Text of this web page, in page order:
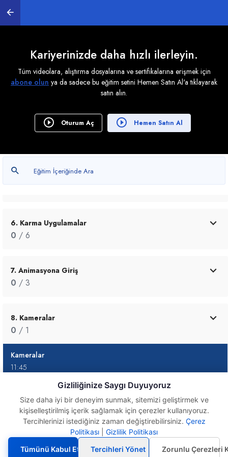
Kariyerinizde daha hızlı ilerleyin.
Tüm videolara, alıştırma dosyalarına ve sertifikalarına erişmek için
abone olun ya da sadece bu eğitim setini Hemen Satın Al'a tıklayarak
satın alın.
Oturum Aç Hemen Satın Al
3. Material Editör
4. Işıklar
5. Bina Modelleme
0/ 10
6. Karma Uygulamalar
0 / 6
7. Animasyona Giriş
0 / 3
8. Kameralar
0 / 1
Kameralar
11:45
9. Render
/ 1
10. Uygulamalar
Kameralar
Gizliliğinize Saygı Duyuyoruz
Size daha iyi bir deneyim sunmak, sitemizi geliştirmek ve
kişiselleştirilmiş içerik sağlamak için çerezler kullanıyoruz.
Tercihlerinizi istediğiniz zaman değiştirebilirsiniz. Çerez
Politikası
Gizlilik Politikası
Tümünü Kabul Et
Tercihleri Yönet Zorunlu Çerezleri